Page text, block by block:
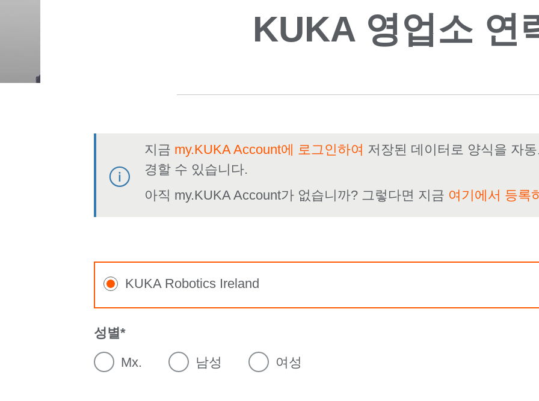
KUKA 영업소 연
지금 my.KUKA Account에 로그인하여 저장된 데이터로 양식을 자
경할 수 있습니다.
아직 my.KUKA Account가 없습니까? 그렇다면 지금 여기에서 등록
KUKA Robotics Ireland
성별
Mx.
남성 여성